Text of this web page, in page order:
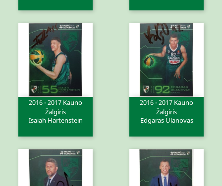
2016 - 2017 Kauno
Žalgiris
Isaiah Hartenstein
2016 - 2017 Kauno
Žalgiris
Edgaras Ulanovas